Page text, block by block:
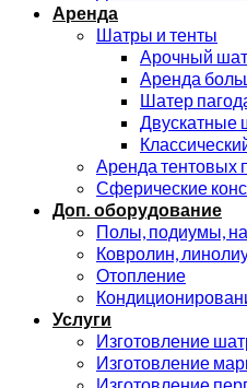
Аренда
Шатры и тенты
Арочный
Аренда
Шатер
Двускатные
Аренда тентовых
Сферические
Доп. оборудование
Полы, подиумы,
Ковролин,
Отопление
Услуги
Изготовление
Изготовление